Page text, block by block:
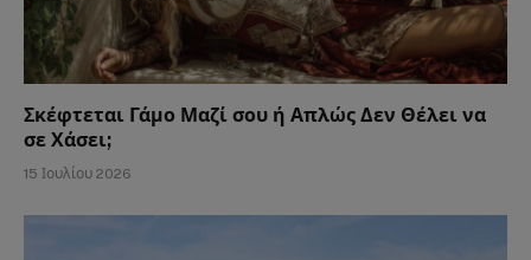
Σκέφτεται Γάμο Μαζί σου ή Απλώς Δεν Θέλει να
σε Χάσει;
15 Ιουλίου 2026